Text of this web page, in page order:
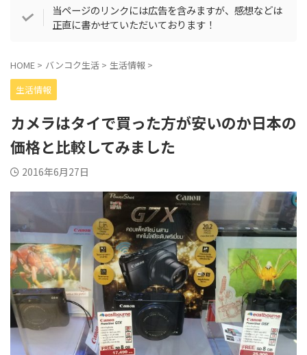
BAR
カフェ
中華
日本食
多国籍
バンコク飲食店（最寄り駅別）
BTSセントルイス
BTSアーリー
BTSアソーク
BTSチョンノンシー
ム
BTSプルンチット
BTSプラカノン
BTSプロンポン
BTSラチャダムリー
BTSラチャテウィー
BTSサラデーン
BTSサイアム
BTSトンロー
MRTルンピニ
MRTサムヤン
MRTサムヨット
BTSオンヌット
リバーサイド
その他エリア
当ページのリンクには広告を含みますが、感想などは
正直に書かせていただいております！
HOME > バンコク生活 > 生活情報 >
生活情報
カメラはタイで買った方が安いのか日本の
価格と比較してみました
2016年6月27日